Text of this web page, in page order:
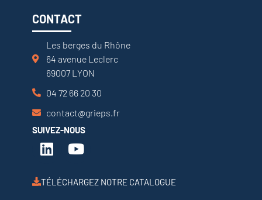
CONTACT
Les berges du Rhône
64 avenue Leclerc
69007 LYON
04 72 66 20 30
contact@grieps.fr
SUIVEZ-NOUS
TÉLÉCHARGEZ NOTRE CATALOGUE